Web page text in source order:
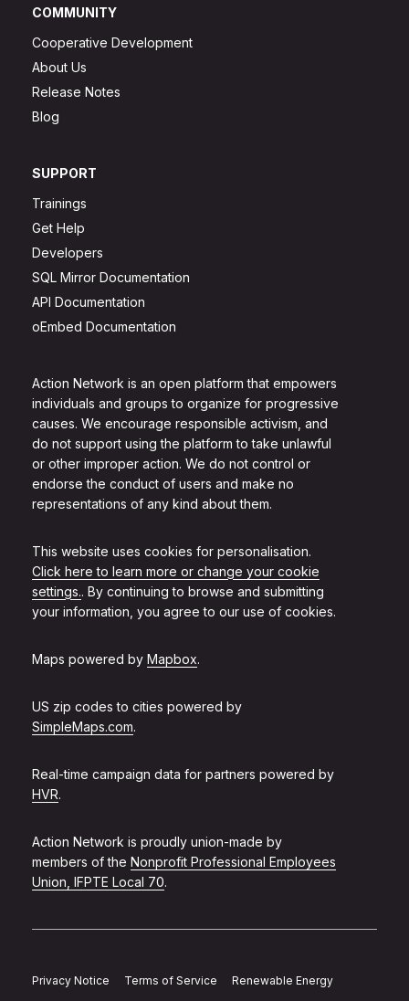
Action Network is an open platform that empowers
individuals and groups to organize for progressive
causes. We encourage responsible activism, and
do not support using the platform to take unlawful
or other improper action. We do not control or
endorse the conduct of users and make no
representations of any kind about them.
This website uses cookies for personalisation.
Click here to learn more or change your cookie
settings.. By continuing to browse and submitting
your information, you agree to our use of cookies.
Maps powered by Mapbox.
US zip codes to cities powered by
SimpleMaps.com.
Real-time campaign data for partners powered by
HVR.
Action Network is proudly union-made by
members of the Nonprofit Professional Employees
Union, IFPTE Local 70.
COMMUNITY
Cooperative Development
About Us
Release Notes
Blog
SUPPORT
Trainings
Get Help
Developers
SQL Mirror Documentation
API Documentation
oEmbed Documentation
Privacy Notice Terms of Service
Renewable Energy